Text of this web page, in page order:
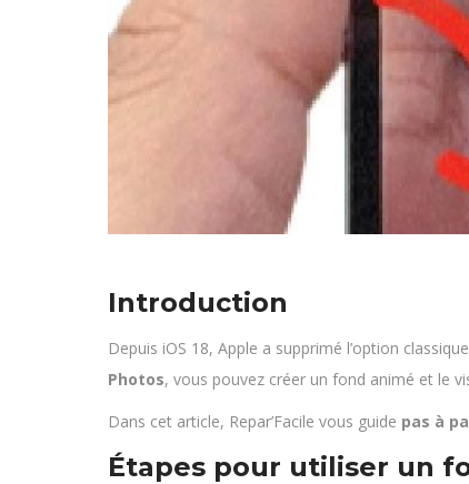
Introduction
Depuis iOS 18, Apple a supprimé l’option
Photos, vous pouvez créer un fond animé et le
Dans cet article, Repar’Facile vous guide pas à
Étapes pour utiliser un